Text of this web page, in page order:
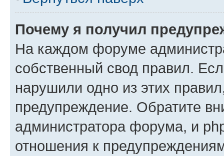
Почему я получил
На каждом форуме
собственный свод правил.
нарушили одно из этих
предупреждение. Обратите
администратора форума, и
отношения к